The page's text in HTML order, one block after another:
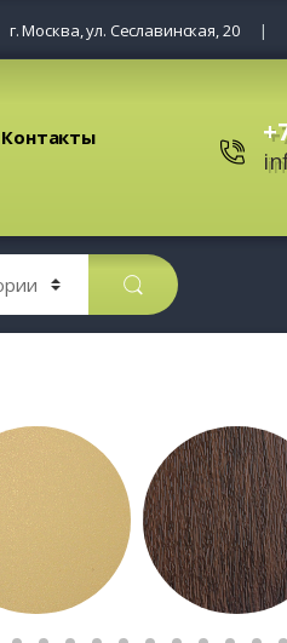
г. Москва, ул. Сеславинская, 20
Контакты